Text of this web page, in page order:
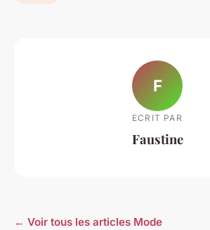
F
ECRIT PAR
Faustine
← Voir tous les articles Mode